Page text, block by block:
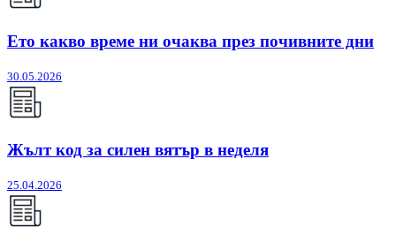
Ето какво време ни очаква през почивните дни
30.05.2026
Жълт код за силен вятър в неделя
25.04.2026